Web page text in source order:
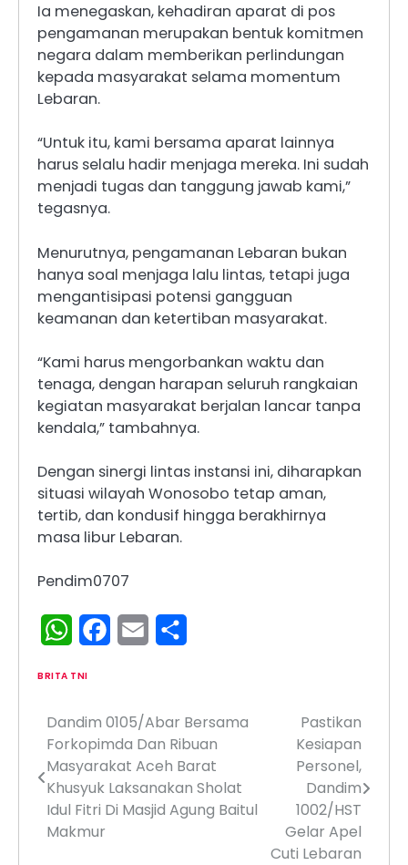
Ia menegaskan, kehadiran aparat di pos
pengamanan merupakan bentuk komitmen
negara dalam memberikan perlindungan
kepada masyarakat selama momentum
Lebaran.
“Untuk itu, kami bersama aparat lainnya
harus selalu hadir menjaga mereka. Ini sudah
menjadi tugas dan tanggung jawab kami,”
tegasnya.
Menurutnya, pengamanan Lebaran bukan
hanya soal menjaga lalu lintas, tetapi juga
mengantisipasi potensi gangguan
keamanan dan ketertiban masyarakat.
“Kami harus mengorbankan waktu dan
tenaga, dengan harapan seluruh rangkaian
kegiatan masyarakat berjalan lancar tanpa
kendala,” tambahnya.
Dengan sinergi lintas instansi ini, diharapkan
situasi wilayah Wonosobo tetap aman,
tertib, dan kondusif hingga berakhirnya
masa libur Lebaran.
Pendim0707
WhatsAppFacebook
Email
BRITA TNI
Navigasi
pos
Dandim 0105/Abar Bersama
Forkopimda Dan Ribuan
Masyarakat Aceh Barat
Khusyuk Laksanakan Sholat
Idul Fitri Di Masjid Agung Baitul
Makmur
Pastikan
Kesiapan
Personel,
Dandim
1002/HST
Gelar Apel
Cuti Lebaran